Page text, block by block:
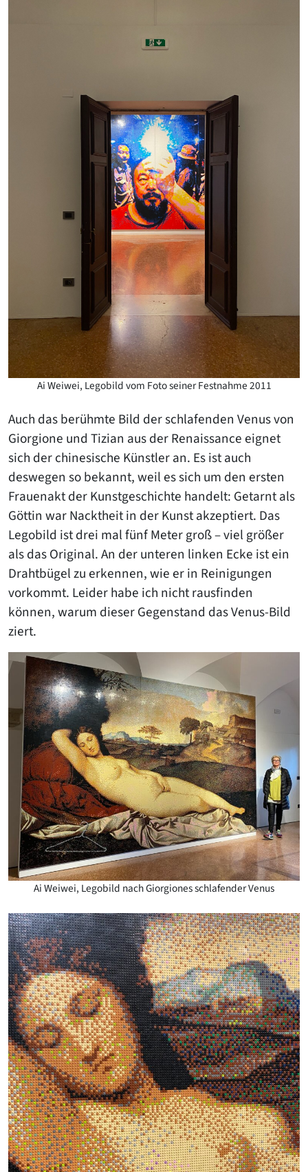
Ai Weiwei, Legobild vom Foto seiner Festnahme 2011
Auch das berühmte Bild der schlafenden Venus von
Giorgione und Tizian aus der Renaissance eignet
sich der chinesische Künstler an. Es ist auch
deswegen so bekannt, weil es sich um den ersten
Frauenakt der Kunstgeschichte handelt: Getarnt als
Göttin war Nacktheit in der Kunst akzeptiert. Das
Legobild ist drei mal fünf Meter groß – viel größer
als das Original. An der unteren linken Ecke ist ein
Drahtbügel zu erkennen, wie er in Reinigungen
vorkommt. Leider habe ich nicht rausfinden
können, warum dieser Gegenstand das Venus-Bild
ziert.
Ai Weiwei, Legobild nach Giorgiones schlafender Venus